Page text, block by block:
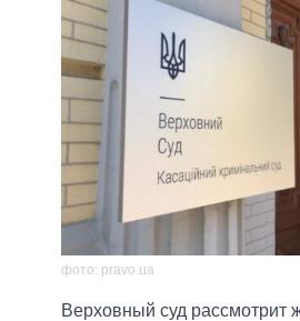
фото: pravo.ua
Верховный суд рассмотрит